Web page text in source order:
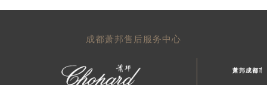
成都萧邦售后服务中心
萧邦成都市